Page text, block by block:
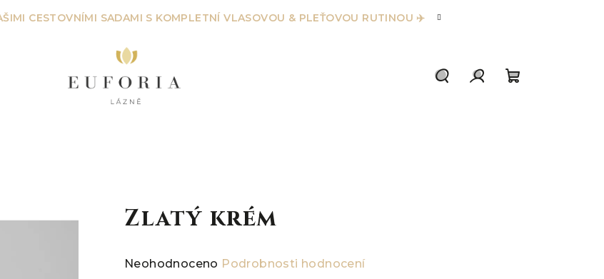
CESTOVNÍMI SADAMI S KOMPLETNÍ VLASOVOU & PLEŤOVOU RUTINOU ✈️
Zlatý krém
Průměrné
Neohodnoceno Podrobnosti hodnocení